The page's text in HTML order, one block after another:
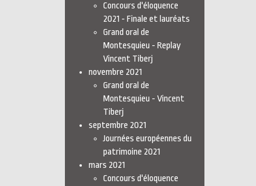
Concours d'éloquence
2021 - Finale et lauréats
Grand oral de
Montesquieu - Replay
Vincent Tiberj
novembre 2021
Grand oral de
Montesquieu - Vincent
Tiberj
septembre 2021
Journées européennes du
patrimoine 2021
mars 2021
Concours d'éloquence